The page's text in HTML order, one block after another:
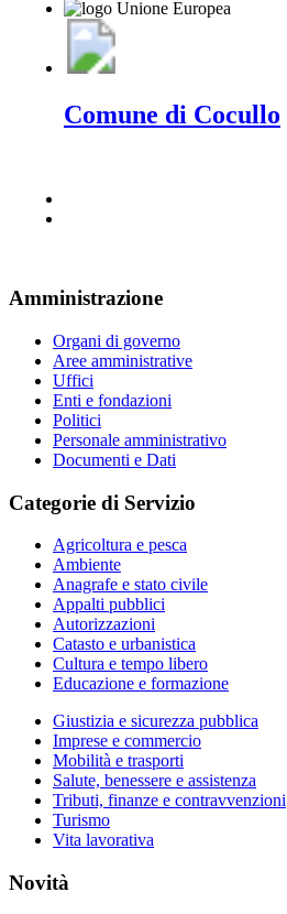
Comune di Cocullo
Amministrazione
Organi di governo
Aree amministrative
Uffici
Enti e fondazioni
Politici
Personale amministrativo
Documenti e Dati
Categorie di Servizio
Agricoltura e pesca
Ambiente
Anagrafe e stato civile
Appalti pubblici
Autorizzazioni
Catasto e urbanistica
Cultura e tempo libero
Educazione e formazione
Giustizia e sicurezza pubblica
Imprese e commercio
Mobilità e trasporti
Salute, benessere e assistenza
Tributi, finanze e contravvenzioni
Turismo
Vita lavorativa
Novità